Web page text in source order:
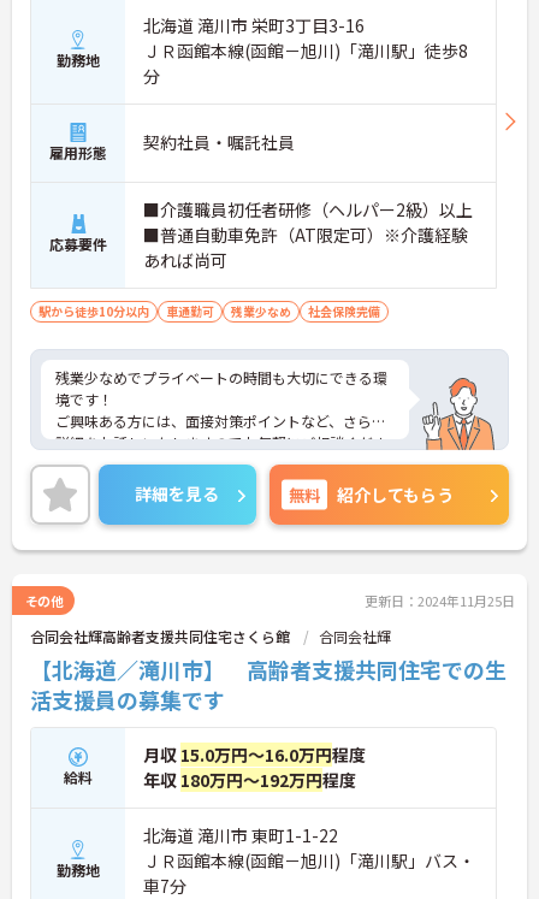
勤務地
北海道 滝川市 栄町3丁目3-16
ＪＲ函館本線(函館－旭川)「滝川駅」徒歩8
分
雇用形態 契約社員・嘱託社員
応募要件
■介護職員初任者研修（ヘルパー2級）以上
■普通自動車免許（AT限定可）※介護経験
あれば尚可
駅から徒歩10分以内 車通勤可 残業少なめ 社会保険完備
残業少なめでプライベートの時間も大切にできる環
境です！
ご興味ある方には、面接対策ポイントなど、さらに
詳細をお話しいたしますのでお気軽にご相談くださ
い！
詳細を見る 無料 紹介してもらう
その他 更新日：2024年11月25日
合同会社輝高齢者支援共同住宅さくら館 合同会社輝
【北海道／滝川市】 高齢者支援共同住宅での生
活支援員の募集です
給料
月収 15.0万円～16.0万円程度
年収 180万円～192万円程度
勤務地
北海道 滝川市 東町1-1-22
ＪＲ函館本線(函館－旭川)「滝川駅」バス・
車7分